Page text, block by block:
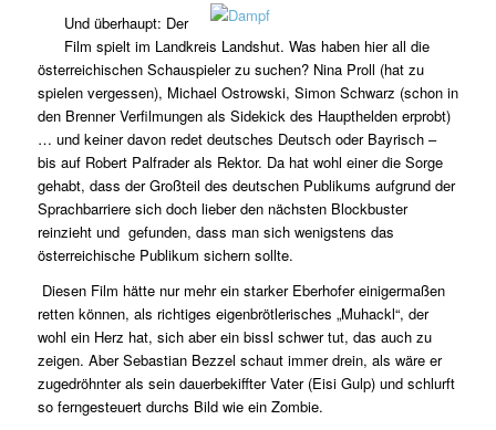
Und überhaupt: Der
Film spielt im Landkreis Landshut. Was haben hier all die
österreichischen Schauspieler zu suchen? Nina Proll (hat zu
spielen vergessen), Michael Ostrowski, Simon Schwarz (schon in
den Brenner Verfilmungen als Sidekick des Haupthelden erprobt)
… und keiner davon redet deutsches Deutsch oder Bayrisch –
bis auf Robert Palfrader als Rektor. Da hat wohl einer die Sorge
gehabt, dass der Großteil des deutschen Publikums aufgrund der
Sprachbarriere sich doch lieber den nächsten Blockbuster
reinzieht und gefunden, dass man sich wenigstens das
österreichische Publikum sichern sollte.
Diesen Film hätte nur mehr ein starker Eberhofer einigermaßen
retten können, als richtiges eigenbrötlerisches „Muhackl“, der
wohl ein Herz hat, sich aber ein bissl schwer tut, das auch zu
zeigen. Aber Sebastian Bezzel schaut immer drein, als wäre er
zugedröhnter als sein dauerbekiffter Vater (Eisi Gulp) und schlurft
so ferngesteuert durchs Bild wie ein Zombie.